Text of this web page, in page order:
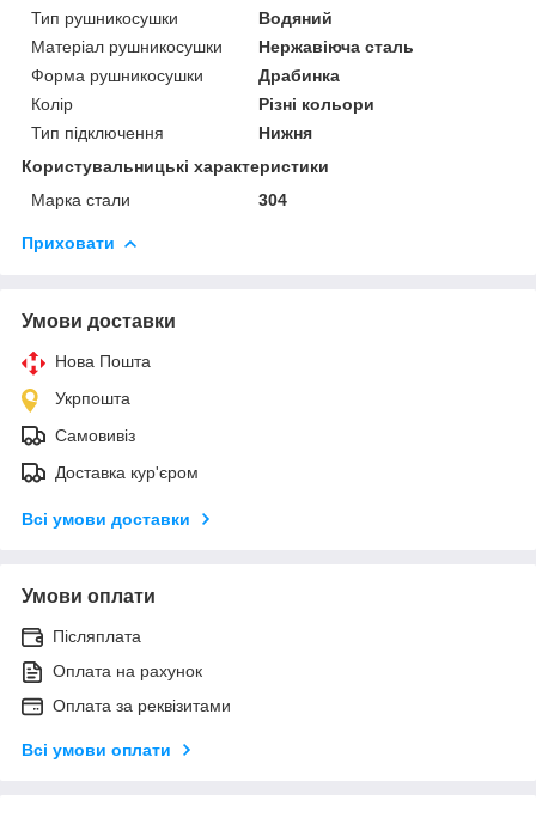
Тип рушникосушки
Водяний
Матеріал рушникосушки
Нержавіюча сталь
Форма рушникосушки
Драбинка
Колір
Різні кольори
Тип підключення
Нижня
Користувальницькі характеристики
Марка стали
304
Приховати
Умови доставки
Нова Пошта
Укрпошта
Самовивіз
Доставка кур'єром
Всі умови доставки
Умови оплати
Післяплата
Оплата на рахунок
Оплата за реквізитами
Всі умови оплати